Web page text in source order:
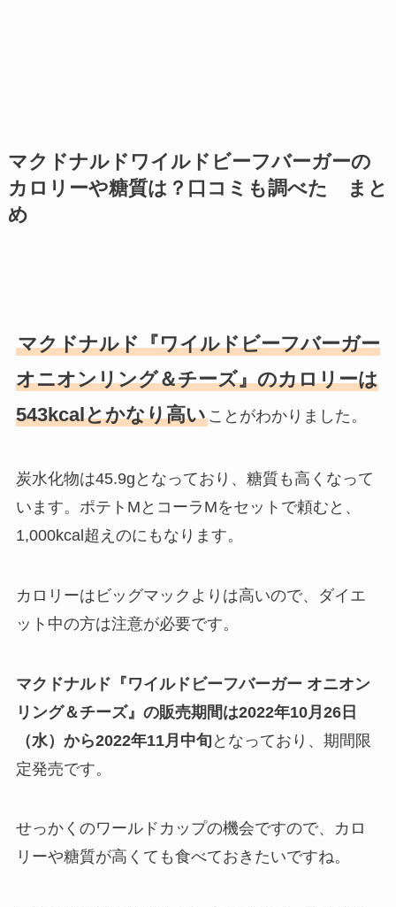
マクドナルドワイルドビーフバーガーの
カロリーや糖質は？口コミも調べた まと
め
マクドナルド『ワイルドビーフバーガー
オニオンリング＆チーズ』のカロリーは
543kcalとかなり高いことがわかりました。
炭水化物は45.9gとなっており、糖質も高くなって
います。ポテトMとコーラMをセットで頼むと、
1,000kcal超えのにもなります。
カロリーはビッグマックよりは高いので、ダイエ
ット中の方は注意が必要です。
マクドナルド『ワイルドビーフバーガー オニオン
リング＆チーズ』の販売期間は2022年10月26日
（水）から2022年11月中旬 となっており、期間限
定発売です。
せっかくのワールドカップの機会ですので、カロ
リーや糖質が高くても食べておきたいですね。